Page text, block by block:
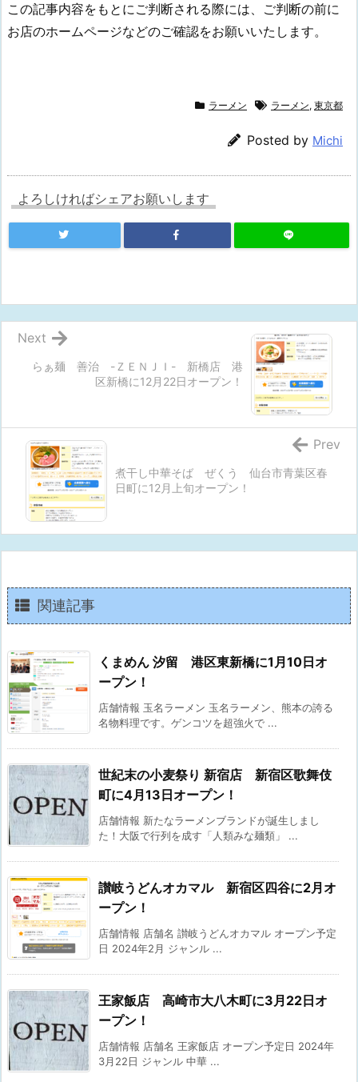
この記事内容をもとにご判断される際には、ご判断の前に
お店のホームページなどのご確認をお願いいたします。
ラーメン ラーメン, 東京都
Posted by Michi
よろしければシェアお願いします
らぁ麺 善治 -ＺＥＮＪＩ- 新橋店 港
区新橋に12月22日オープン！
Next
煮干し中華そば ぜくう 仙台市青葉区春
日町に12月上旬オープン！
Prev
関連記事
くまめん 汐留 港区東新橋に1月10日オ
ープン！
店舗情報 玉名ラーメン 玉名ラーメン、熊本の誇る
名物料理です。ゲンコツを超強火で ...
世紀末の小麦祭り 新宿店 新宿区歌舞伎
町に4月13日オープン！
店舗情報 新たなラーメンブランドが誕生しまし
た！大阪で行列を成す「人類みな麺類」 ...
讃岐うどんオカマル 新宿区四谷に2月オ
ープン！
店舗情報 店舗名 讃岐うどんオカマル オープン予定
日 2024年2月 ジャンル ...
王家飯店 高崎市大八木町に3月22日オ
ープン！
店舗情報 店舗名 王家飯店 オープン予定日 2024年
3月22日 ジャンル 中華 ...